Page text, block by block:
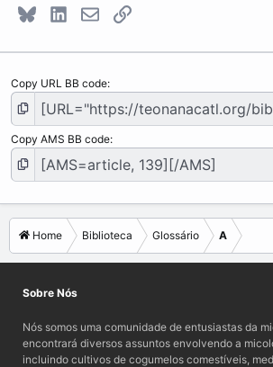
Bluesky LinkedInE-mailLink
Copy URL BB code
Copy AMS BB code
Home Biblioteca Glossário A
Sobre Nós
Nós somos uma comunidade de entusiastas da
encontrará diversos assuntos envolvendo a
incluindo cultivos de cogumelos comestíveis,